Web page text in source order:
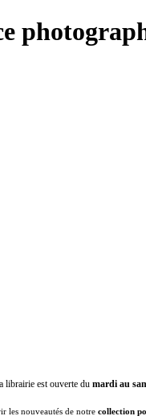
librairie est ouverte du mardi au
les nouveautés de notrecollection